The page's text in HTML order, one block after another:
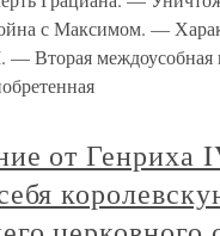
с Максимом. —
— Вторая
от